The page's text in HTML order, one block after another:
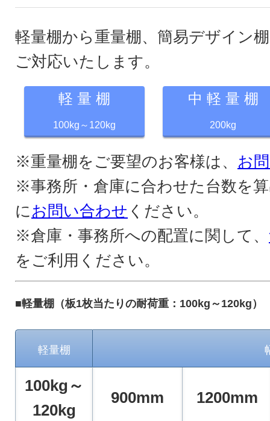
軽量棚から重量棚、簡易デザイン
ご対応いたします。
軽 量 棚
100kg～120kg
中 軽 量 棚
200kg
※重量棚をご要望のお客様は、 お
※事務所・倉庫に合わせた台数を
にお問い合わせ ください。
※倉庫・事務所への配置に関して、
をご利用ください。
■軽量棚（板1枚当たりの耐荷重：100kg～120kg）
軽量棚
100kg～
120kg
900mm 1200mm